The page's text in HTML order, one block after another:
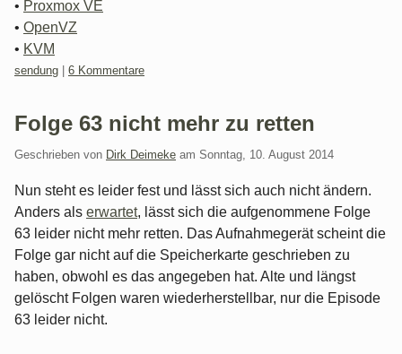
• Proxmox VE
• OpenVZ
• KVM
Kategorien:
sendung 6 Kommentare
Folge 63 nicht mehr zu retten
Geschrieben von Dirk Deimeke am Sonntag, 10. August 2014
Nun steht es leider fest und lässt sich auch nicht ändern.
Anders als erwartet, lässt sich die aufgenommene Folge
63 leider nicht mehr retten. Das Aufnahmegerät scheint die
Folge gar nicht auf die Speicherkarte geschrieben zu
haben, obwohl es das angegeben hat. Alte und längst
gelöscht Folgen waren wiederherstellbar, nur die Episode
63 leider nicht.